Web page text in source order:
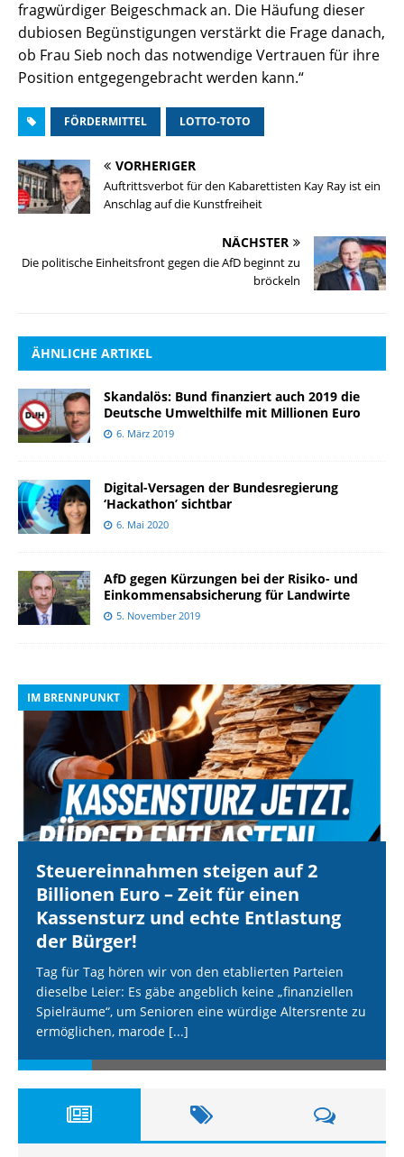
fragwürdiger Beigeschmack an. Die Häufung dieser
dubiosen Begünstigungen verstärkt die Frage danach,
ob Frau Sieb noch das notwendige Vertrauen für ihre
Position entgegengebracht werden kann.“
FÖRDERMITTEL LOTTO-TOTO
VORHERIGER
Auftrittsverbot für den Kabarettisten Kay Ray ist ein
Anschlag auf die Kunstfreiheit
NÄCHSTER
Die politische Einheitsfront gegen die AfD beginnt zu
bröckeln
ÄHNLICHE ARTIKEL
Skandalös: Bund finanziert auch 2019 die
Deutsche Umwelthilfe mit Millionen Euro
6. März 2019
Digital-Versagen der Bundesregierung
‘Hackathon’ sichtbar
6. Mai 2020
AfD gegen Kürzungen bei der Risiko- und
Einkommensabsicherung für Landwirte
5. November 2019
IM BRENNPUNKT
Steuereinnahmen steigen auf 2
Billionen Euro – Zeit für einen
Kassensturz und echte Entlastung
der Bürger!
Tag für Tag hören wir von den etablierten Parteien
dieselbe Leier: Es gäbe angeblich keine „finanziellen
Spielräume“, um Senioren eine würdige Altersrente zu
ermöglichen, marode [...]